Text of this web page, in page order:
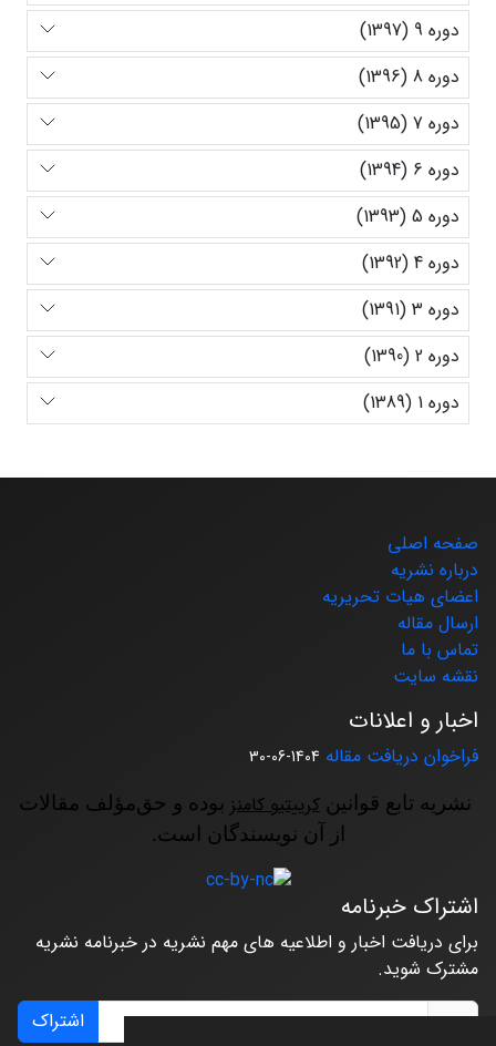
دوره 9 (1397)
دوره 8 (1396)
دوره 7 (1395)
دوره 6 (1394)
دوره 5 (1393)
دوره 4 (1392)
دوره 3 (1391)
دوره 2 (1390)
دوره 1 (1389)
صفحه اصلی
درباره نشریه
اعضای هیات تحریریه
ارسال مقاله
تماس با ما
نقشه سایت
اخبار و اعلانات
فراخوان دریافت مقاله 1404-06-30
نشریه تابع قوانین کرییتیو کامنز بوده و حق‌مؤلف مقالات
از آن نویسندگان است.
اشتراک خبرنامه
برای دریافت اخبار و اطلاعیه های مهم نشریه در خبرنامه نشریه
مشترک شوید.
اشتراک